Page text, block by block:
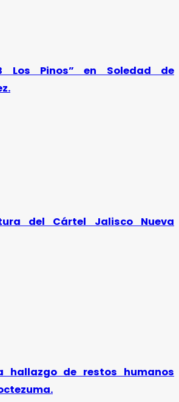
Los Pinos” en Soledad de
del Cártel Jalisco Nueva
hallazgo de restos humanos